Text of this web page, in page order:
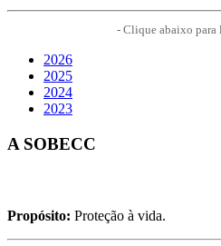
- Clique abaixo para
2026
2025
2024
2023
A SOBECC
Propósito: Proteção à vida.